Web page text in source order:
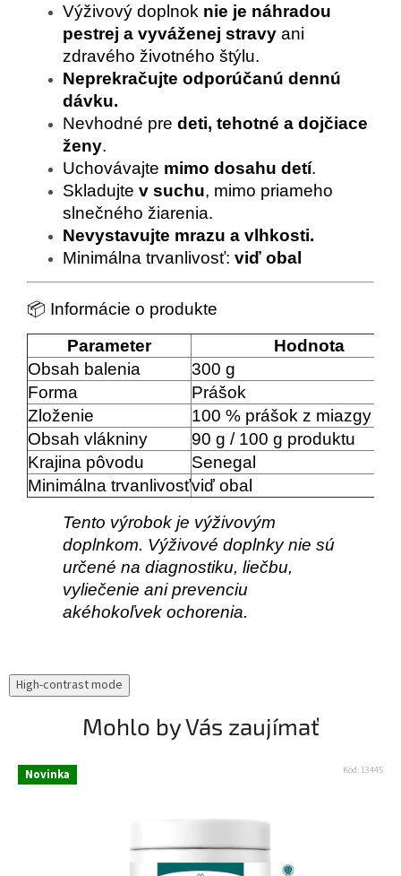
Výživový doplnok nie je náhradou
pestrej a vyváženej stravy ani
zdravého životného štýlu.
Neprekračujte odporúčanú dennú
dávku.
Nevhodné pre deti, tehotné a dojčiace
ženy.
Uchovávajte mimo dosahu detí.
Skladujte v suchu, mimo priameho
slnečného žiarenia.
Nevystavujte mrazu a vlhkosti.
Minimálna trvanlivosť: viď obal
📦 Informácie o produkte
Parameter
Hodnota
Obsah balenia
300 g
Forma
Prášok
Zloženie
100 % prášok z miazgy
Obsah vlákniny
90 g / 100 g produktu
Krajina pôvodu
Senegal
Minimálna trvanlivosťviď obal
Tento výrobok je výživovým
doplnkom. Výživové doplnky nie sú
určené na diagnostiku, liečbu,
vyliečenie ani prevenciu
akéhokoľvek ochorenia.
High-contrast mode
Mohlo by Vás zaujímať
Novinka Kód: 13445